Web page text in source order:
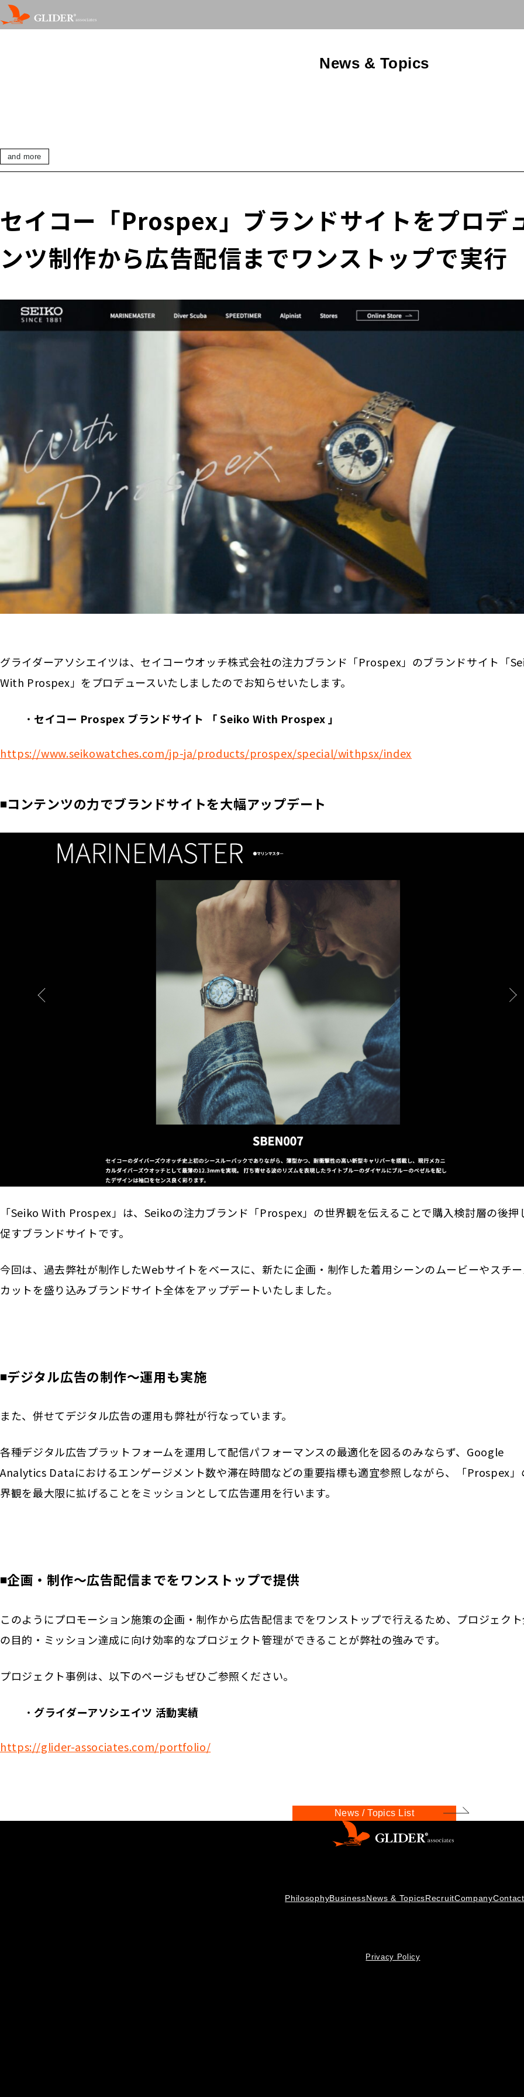
News & Topics
and more
セイコー「Prospex」ブランドサイトをプロデ
ンツ制作から広告配信までワンストップで実行
グライダーアソシエイツは、セイコーウオッチ株式会社の注力ブランド「Prospex」のブランドサイト「
With Prospex」をプロデュースいたしましたのでお知らせいたします。
セイコー Prospex ブランドサイト 「 Seiko With Prospex 」
https://www.seikowatches.com/jp-ja/products/prospex/special/withpsx/index
◾️コンテンツの力でブランドサイトを大幅アップデート
「Seiko With Prospex」は、Seikoの注力ブランド「Prospex」の世界観を伝えることで購入検討層の後押
促すブランドサイトです。
今回は、過去弊社が制作したWebサイトをベースに、新たに企画・制作した着用シーンのムービーやスチ
カットを盛り込みブランドサイト全体をアップデートいたしました。
◾️デジタル広告の制作〜運用も実施
また、併せてデジタル広告の運用も弊社が行なっています。
各種デジタル広告プラットフォームを運用して配信パフォーマンスの最適化を図るのみならず、Google
Analytics Dataにおけるエンゲージメント数や滞在時間などの重要指標も適宜参照しながら、「Prospex」
界観を最大限に拡げることをミッションとして広告運用を行います。
◾️企画・制作～広告配信までをワンストップで提供
このようにプロモーション施策の企画・制作から広告配信までをワンストップで行えるため、プロジェク
の目的・ミッション達成に向け効率的なプロジェクト管理ができることが弊社の強みです。
プロジェクト事例は、以下のページもぜひご参照ください。
グライダーアソシエイツ 活動実績
https://glider-associates.com/portfolio/
News / Topics List
PhilosophyBusinessNews & TopicsRecruitCompanyContact
Privacy Policy